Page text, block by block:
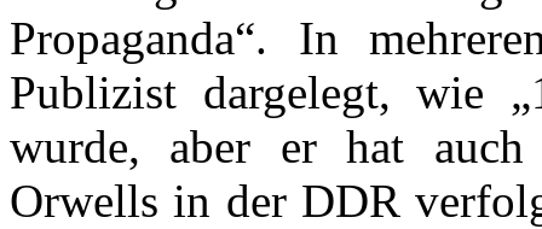
Propaganda“. In
Publizist dargelegt, wie
wurde, aber er hat auch
Orwells in der DDR